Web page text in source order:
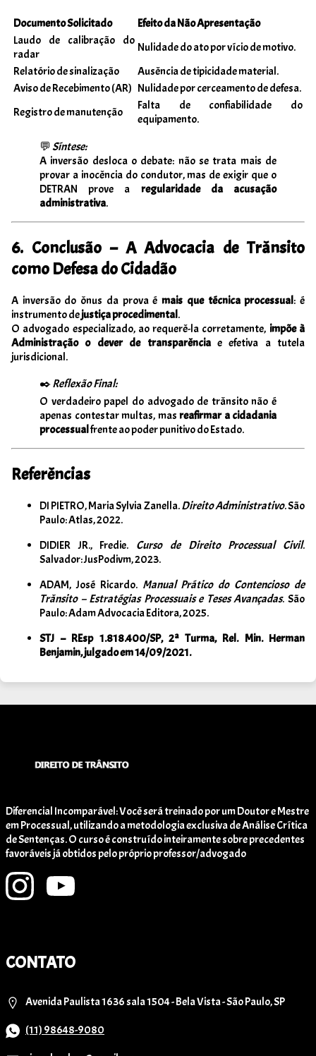
Documento Solicitado
Efeito da Não Apresentação
Laudo de calibração do
radar
Nulidade do ato por vício de motivo.
Relatório de sinalização
Ausência de tipicidade material.
Aviso de Recebimento (AR) Nulidade por cerceamento de defesa.
Registro de manutenção
Falta de confiabilidade do
equipamento.
💬 Síntese:
A inversão desloca o debate: não se trata mais de
provar a inocência do condutor, mas de exigir que o
DETRAN prove a regularidade da acusação
administrativa.
6. Conclusão – A Advocacia de Trânsito
como Defesa do Cidadão
A inversão do ônus da prova émais que técnica processual: é
instrumento dejustiça procedimental.
O advogado especializado, ao requerê-la corretamente, impõe à
Administração o dever de transparênciae efetiva a tutela
jurisdicional.
✒️Reflexão Final:
O verdadeiro papel do advogado de trânsito não é
apenas contestar multas, mas reafirmar a cidadania
processualfrente ao poder punitivo do Estado.
Referências
DI PIETRO, Maria Sylvia Zanella.Direito Administrativo. São
Paulo: Atlas, 2022.
DIDIER JR., Fredie. Curso de Direito Processual Civil.
Salvador: JusPodivm, 2023.
ADAM, José Ricardo. Manual Prático do Contencioso de
Trânsito – Estratégias Processuais e Teses Avançadas. São
Paulo: Adam Advocacia Editora, 2025.
STJ – REsp 1.818.400/SP, 2ª Turma, Rel. Min. Herman
Benjamin, julgado em 14/09/2021.
Diferencial Incomparável: Você será treinado por um Doutor e Mestre
em Processual, utilizando a metodologia exclusiva de Análise Crítica
de Sentenças. O curso é construído inteiramente sobre precedentes
favoráveis já obtidos pelo próprio professor/advogado
CONTATO
Avenida Paulista 1636 sala 1504 - Bela Vista - São Paulo, SP
(11) 98648-9080